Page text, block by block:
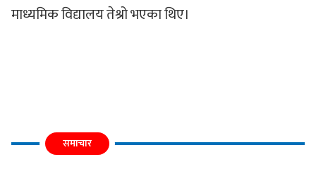
माध्यमिक विद्यालय तेश्रो भएका थिए।
समाचार